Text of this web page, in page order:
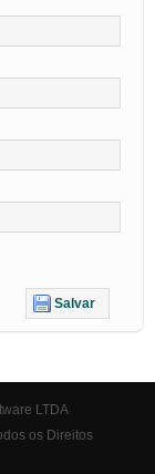
Salvar
LTDA
os Direitos